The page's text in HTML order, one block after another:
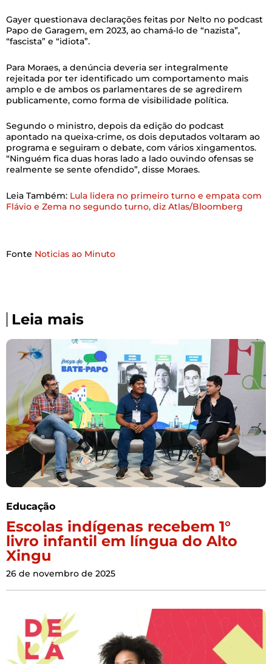
Gayer questionava declarações feitas por Nelto no podcast
Papo de Garagem, em 2023, ao chamá-lo de “nazista”,
“fascista” e “idiota”.
Para Moraes, a denúncia deveria ser integralmente
rejeitada por ter identificado um comportamento mais
amplo e de ambos os parlamentares de se agredirem
publicamente, como forma de visibilidade política.
Segundo o ministro, depois da edição do podcast
apontado na queixa-crime, os dois deputados voltaram ao
programa e seguiram o debate, com vários xingamentos.
“Ninguém fica duas horas lado a lado ouvindo ofensas se
realmente se sente ofendido”, disse Moraes.
Leia Também: Lula lidera no primeiro turno e empata com
Flávio e Zema no segundo turno, diz Atlas/Bloomberg
Fonte Noticias ao Minuto
Leia mais
Educação
Escolas indígenas recebem 1°
livro infantil em língua do Alto
Xingu
26 de novembro de 2025